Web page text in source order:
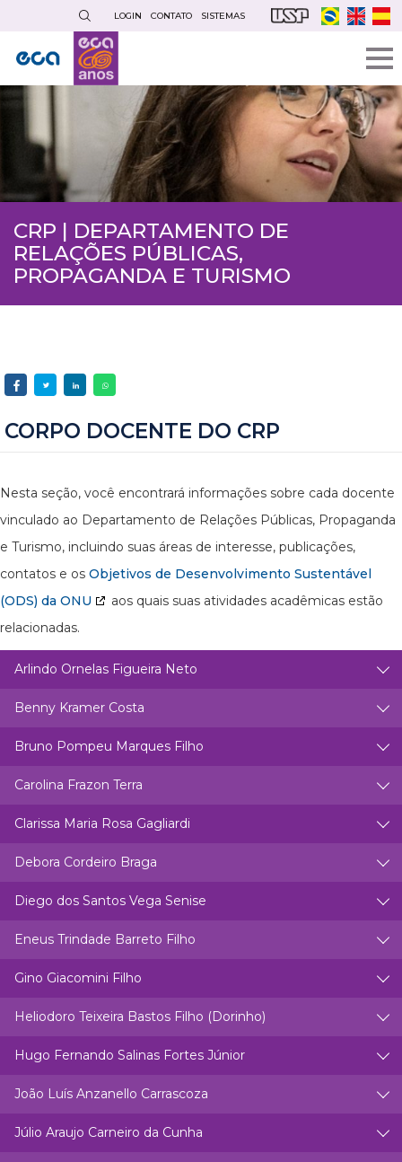
conteúdo
principal
LOGIN CONTATO SISTEMAS
CRP | DEPARTAMENTO DE
RELAÇÕES PÚBLICAS,
PROPAGANDA E TURISMO
CORPO DOCENTE DO CRP
Nesta seção, você encontrará informações sobre cada docente
vinculado ao Departamento de Relações Públicas, Propaganda
e Turismo, incluindo suas áreas de interesse, publicações,
contatos e os Objetivos de Desenvolvimento Sustentável
(ODS) da ONU
aos quais suas atividades acadêmicas estão
relacionadas.
Arlindo Ornelas Figueira Neto
Benny Kramer Costa
Bruno Pompeu Marques Filho
Carolina Frazon Terra
Clarissa Maria Rosa Gagliardi
Debora Cordeiro Braga
Diego dos Santos Vega Senise
Eneus Trindade Barreto Filho
Gino Giacomini Filho
Heliodoro Teixeira Bastos Filho (Dorinho)
Hugo Fernando Salinas Fortes Júnior
João Luís Anzanello Carrascoza
Júlio Araujo Carneiro da Cunha